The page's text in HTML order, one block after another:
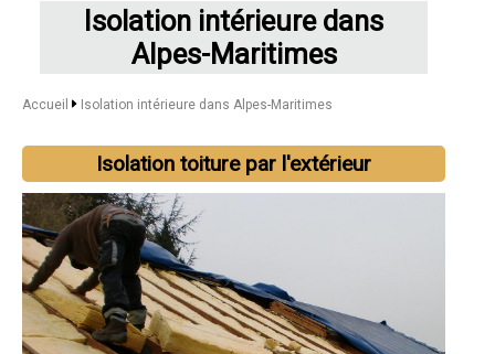
Isolation intérieure dans
Alpes-Maritimes
Accueil Isolation intérieure dans Alpes-Maritimes
Isolation toiture par l'extérieur